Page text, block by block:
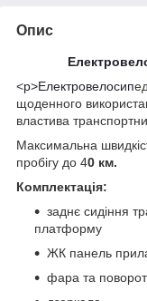
Опис
<p>Електровелосипед
щоденного
властива
Максимальна
пробігу до 40 км.
Комплектація:
заднє сидіння
платформу
ЖК панель
фара та